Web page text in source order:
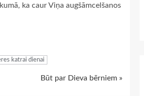
ka caur Viņa augšāmcelšanos
katrai dienai
Būt par Dieva bērniem »